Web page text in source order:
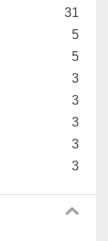
31
5
5
3
3
3
3
3